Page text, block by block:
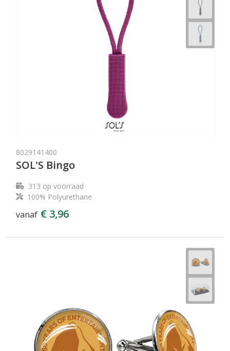
8029141400
SOL'S Bingo
313 op voorraad
100% Polyurethane
vanaf € 3,96